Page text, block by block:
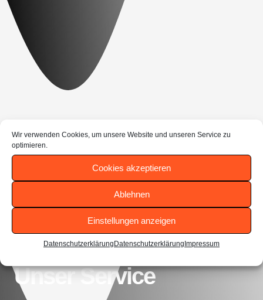
Wir verwenden Cookies, um unsere Website und unseren Service zu
optimieren.
Cookies akzeptieren
Ablehnen
Einstellungen anzeigen
Datenschutzerklärung Datenschutzerklärung Impressum
Unser Service